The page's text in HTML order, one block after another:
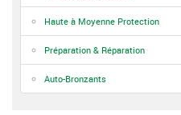
Haute à Moyenne Protection
Préparation & Réparation
Auto-Bronzants